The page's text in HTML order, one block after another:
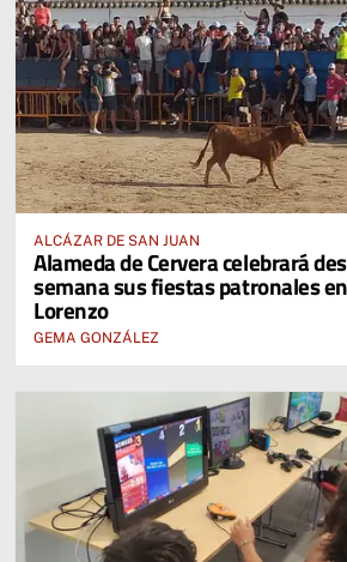
ALCÁZAR DE SAN JUAN
Alameda de Cervera celebrará
semana sus fiestas patronales
Lorenzo
GEMA GONZÁLEZ